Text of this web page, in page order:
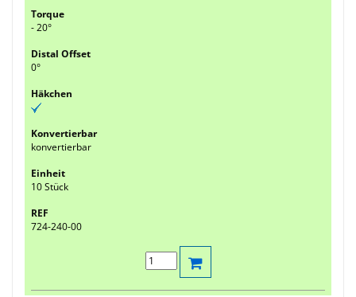
- 20°
0°
konvertierbar
10 Stück
724-240-00